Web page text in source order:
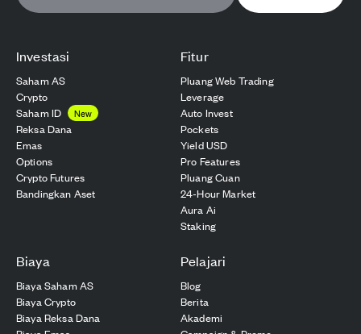
Investasi
Saham AS
Crypto
Saham ID
New
Reksa Dana
Emas
Options
Crypto Futures
Bandingkan Aset
Fitur
Pluang Web Trading
Leverage
Auto Invest
Pockets
Yield USD
Pro Features
Pluang Cuan
24-Hour Market
Aura Ai
Staking
Biaya
Biaya Saham AS
Biaya Crypto
Biaya Reksa Dana
Pelajari
Blog
Berita
Akademi